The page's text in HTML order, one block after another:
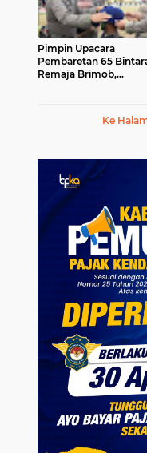
Pimpin Upacara
Pembaretan 65
Remaja Brimob,
Ke